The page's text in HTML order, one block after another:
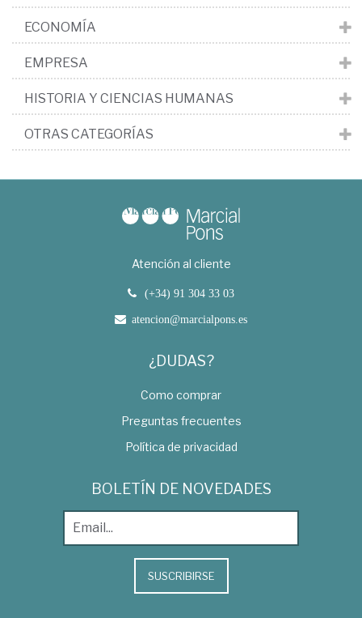
ECONOMÍA
EMPRESA
HISTORIA Y CIENCIAS HUMANAS
OTRAS CATEGORÍAS
Atención al cliente
(+34) 91 304 33 03
atencion@marcialpons.es
¿DUDAS?
Como comprar
Preguntas frecuentes
Política de privacidad
BOLETÍN DE NOVEDADES
SUSCRIBIRSE